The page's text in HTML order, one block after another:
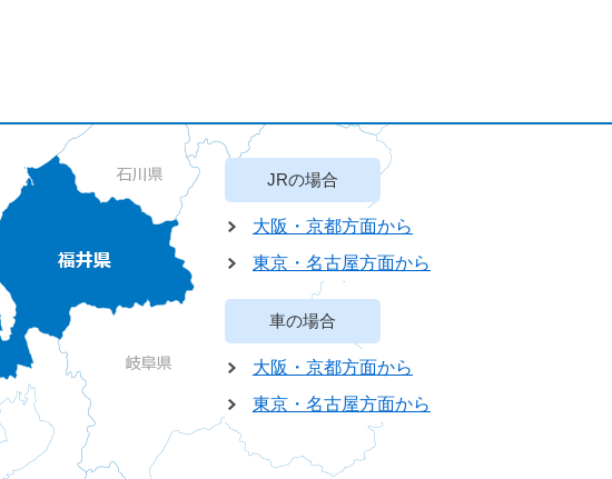
JRの場合
大阪・京都方面から
東京・名古屋方面から
車の場合
大阪・京都方面から
東京・名古屋方面から